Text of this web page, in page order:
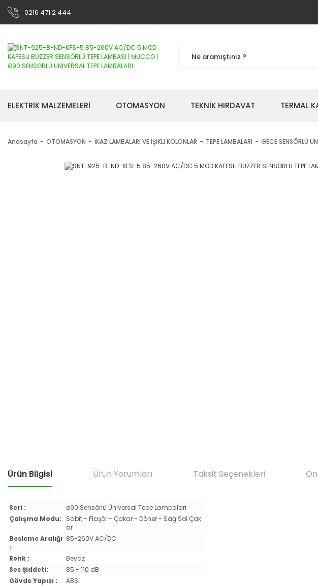
0216 471 2 444
ELEKTRİK MALZEMELERİ OTOMASYON TEKNİK HIRDAVAT TERMAL
Anasayfa OTOMASYON İKAZ LAMBALARI VE IŞIKLI KOLONLAR TEPE LAMBALARI GECE SENSÖRLÜ
Ürün Bilgisi Ürün Yorumları Taksit Seçenekleri
Seri :
ø90 Sensörlü Üniversal Tepe Lambaları
Çalışma Modu:
Sabit - Flaşör - Çakar - Döner - Sağ Sol Çak
ar
Besleme Aralığı
:
85-260V AC/DC
Renk :
Beyaz
Ses Şiddeti:
85 - 110 dB
Gövde Yapısı :
ABS